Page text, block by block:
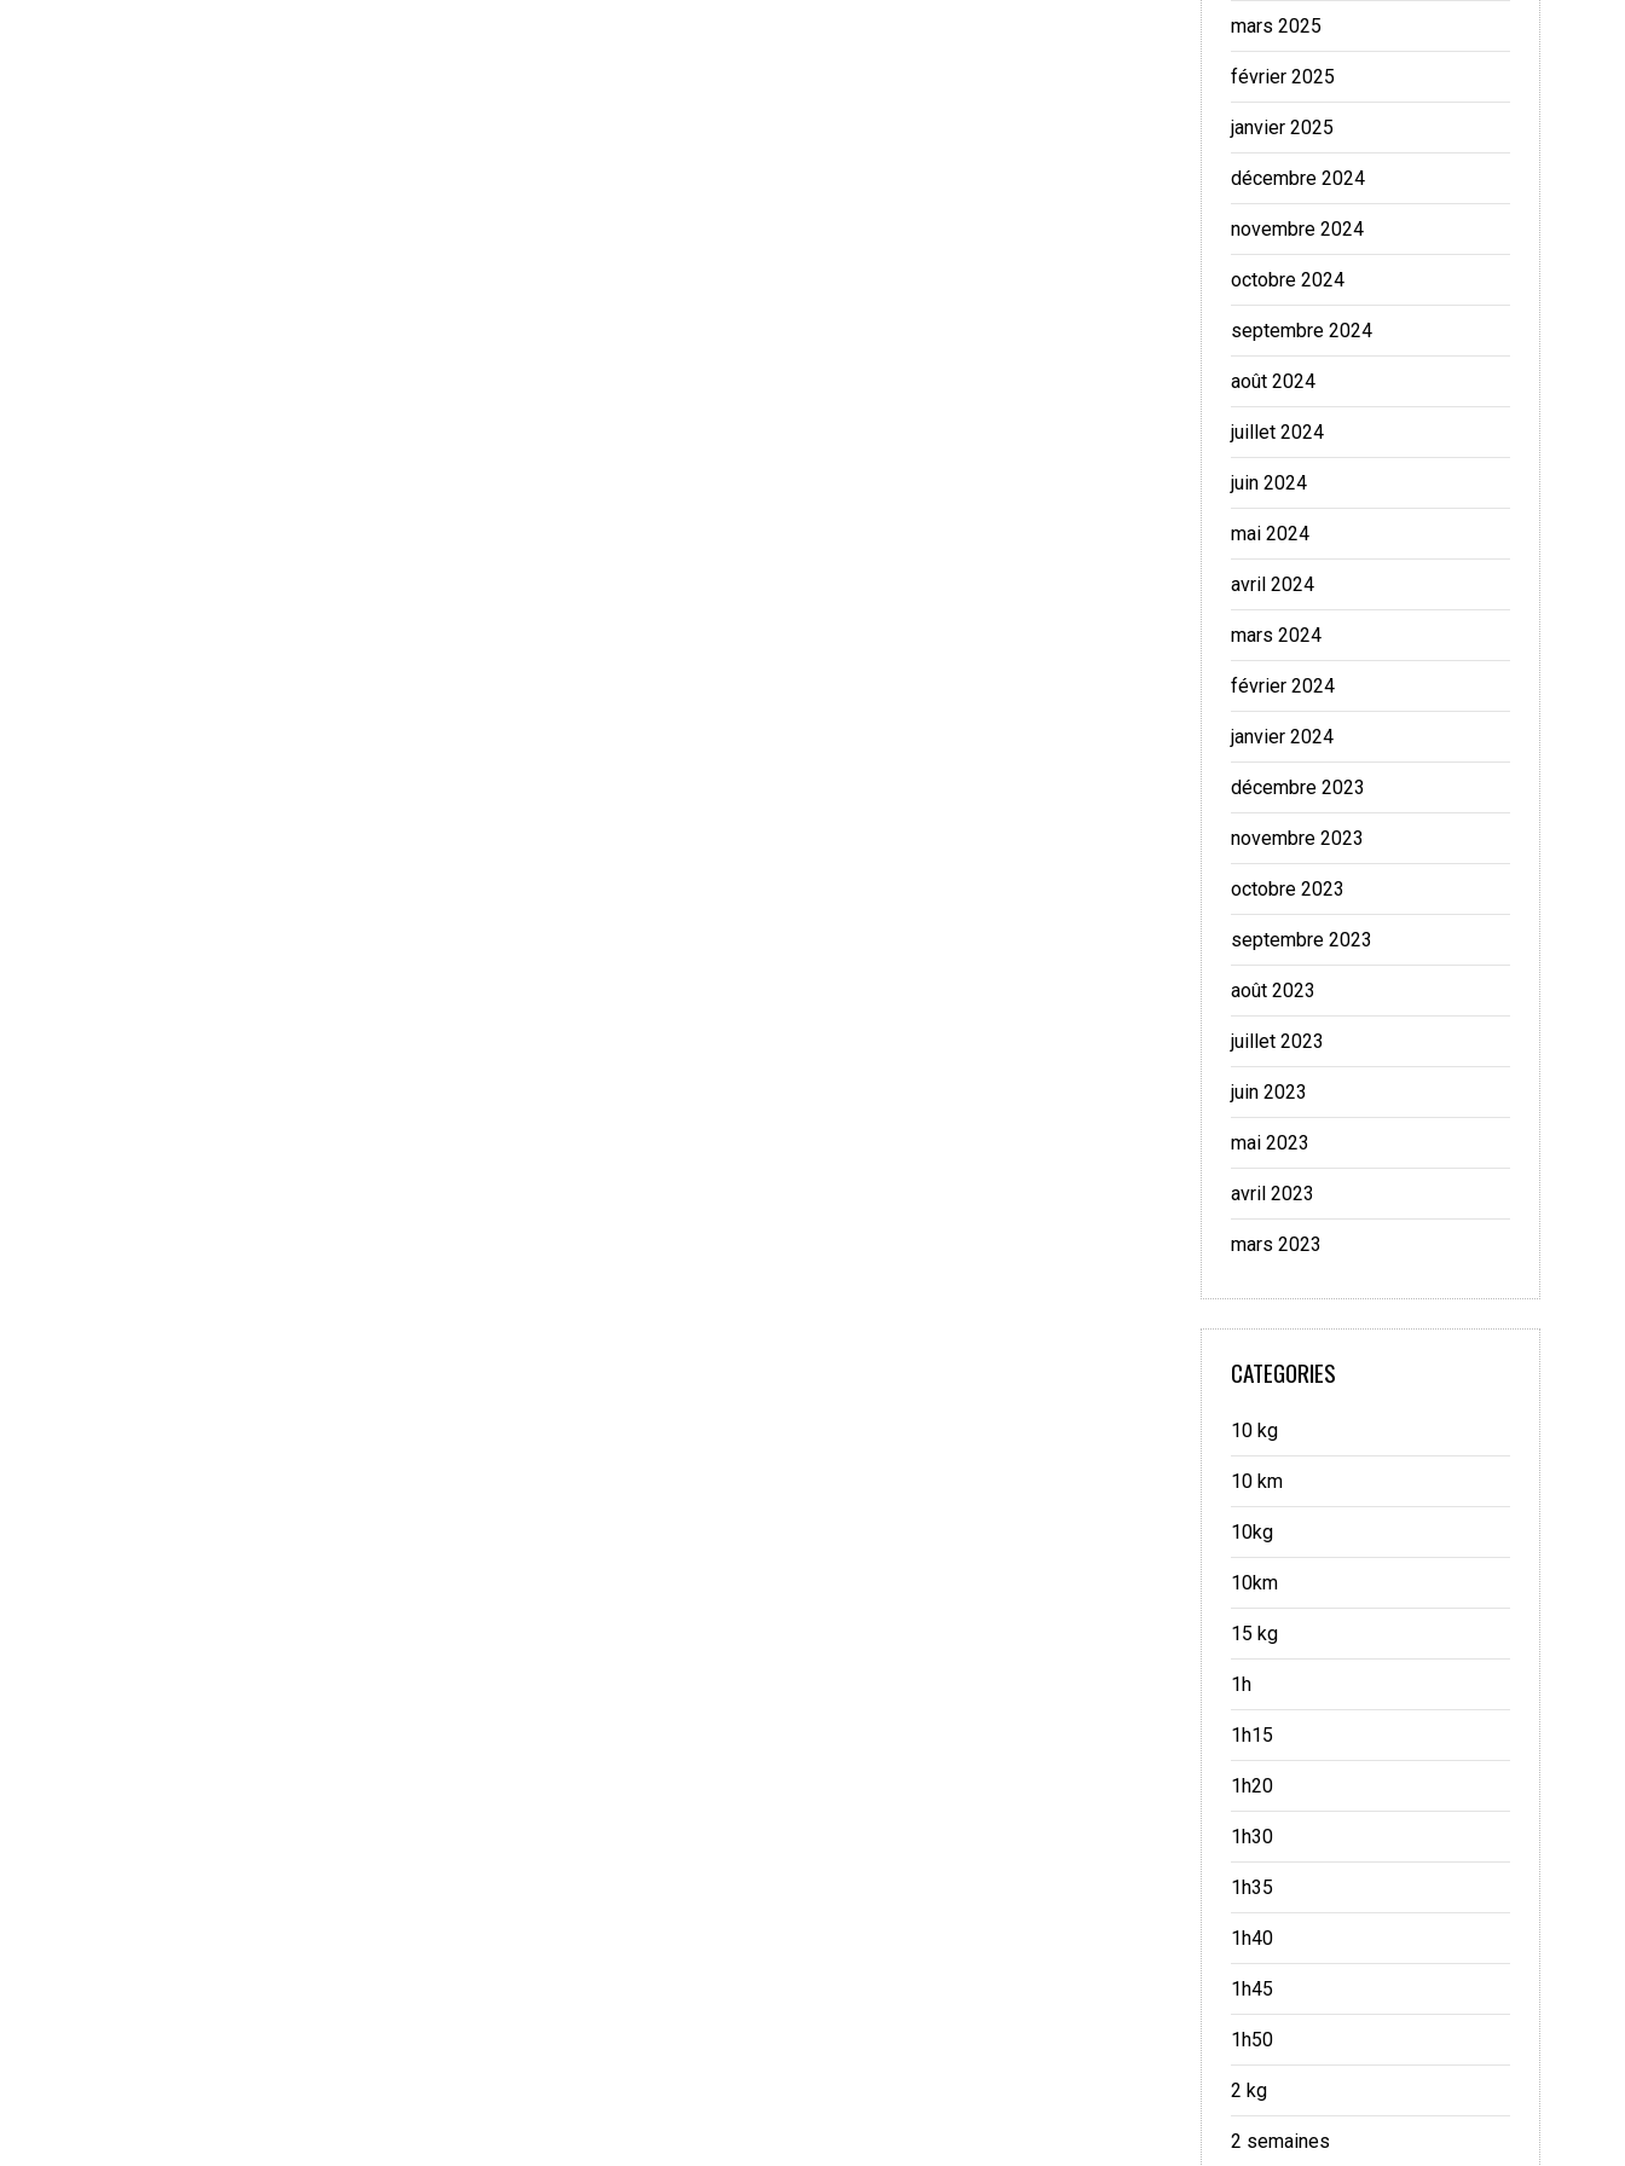
mars 2025
février 2025
janvier 2025
décembre 2024
novembre 2024
octobre 2024
septembre 2024
août 2024
juillet 2024
juin 2024
mai 2024
avril 2024
mars 2024
février 2024
janvier 2024
décembre 2023
novembre 2023
octobre 2023
septembre 2023
août 2023
juillet 2023
juin 2023
mai 2023
avril 2023
mars 2023
CATEGORIES
10 kg
10 km
10kg
10km
15 kg
1h
1h15
1h20
1h30
1h35
1h40
1h45
1h50
2 kg
2 semaines